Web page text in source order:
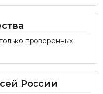
проверенных
России